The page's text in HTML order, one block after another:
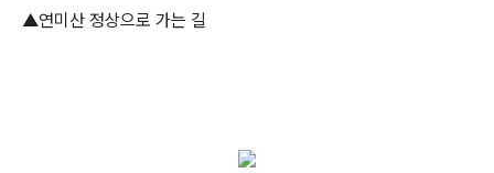
▲연미산 정상으로 가는 길